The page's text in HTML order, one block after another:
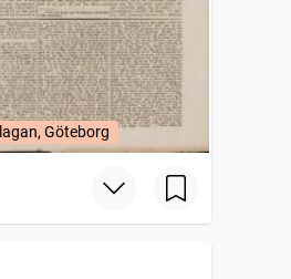
Göteborg